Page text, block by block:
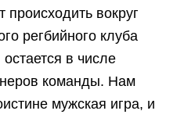
происходить вокруг
регбийного клуба
в числе
команды. Нам
мужская игра, и